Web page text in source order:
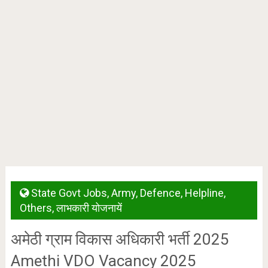
State Govt Jobs,Army, Defence, Helpline,
Others,लाभकारी योजनायें
अमेठी ग्राम विकास अधिकारी भर्ती 2025
Amethi VDO Vacancy 2025